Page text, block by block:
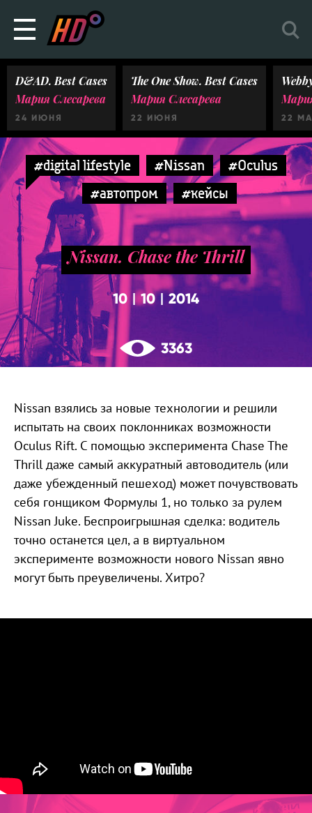
D&AD. Best Cases
Мария Слесарева
24 ИЮНЯ
The One Show. Best Cases
Мария Слесарева
22 ИЮНЯ 22
#digital lifestyle #Nissan
#Oculus
#автопром
#кейсы
Nissan. Chase the Thrill
10 |10 2014
3363
Nissan взялись за новые технологии и решили
испытать на своих поклонниках возможности
Oculus Rift. С помощью эксперимента Chase The
Thrill даже самый аккуратный автоводитель (или
даже убежденный пешеход) может почувствовать
себя гонщиком Формулы 1, но только за рулем
Nissan Juke. Беспроигрышная сделка: водитель
точно останется цел, а в виртуальном
эксперименте возможности нового Nissan явно
могут быть преувеличены. Хитро?